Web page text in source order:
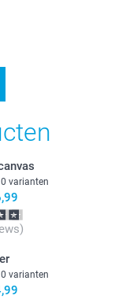
varianten
varianten